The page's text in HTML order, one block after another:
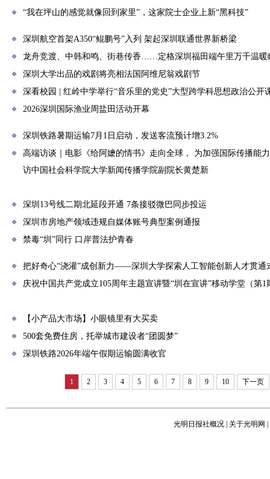
“我在坪山的感觉就像回到家里”，这家院士企业上新“黑科技”
深圳航空首架A350“鲲鹏号”入列 架起深圳联通世界新桥梁
龙舟竞渡、中韩和鸣、街巷传香……定格深圳福田端午里万千温暖
深圳大学出品的戏剧将亮相法国阿维尼翁戏剧节
深看校园 | 红岭中学举行“音乐里的党史”大型跨学科思想政治公开
2026深圳国际渔业周盐田活动开幕
深圳铁路暑期运输7月1日启动，发送客流预计增3.2%
高端访谈｜电影《给阿嬷的情书》走向全球， 为加强国际传播
访中国社会科学院大学新闻传播学院副院长黄楚新
深圳13号线二期北延段开通 7条接驳微巴同步投运
深圳市房地产领域违规自媒体账号典型案例通报
禁毒“圳”同行 口岸普法护青春
把好奇心“浇灌”成创新力——深圳大学探索人工智能创新人才贯通
庆祝中国共产党成立105周年主题宣讲暨“圳在宣讲”移动学堂（第1
【小产品大市场】小眼镜里有大买卖
500套免费住房，托举城市建设者“团圆梦”
深圳铁路2026年端午假期运输圆满收官
1 2 3 4 5 6 7 8 9 10 下一页
光明日报社概况 关于光明网